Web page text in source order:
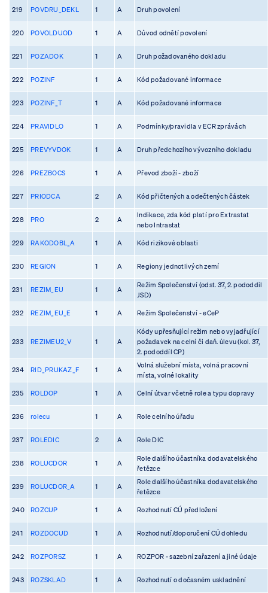
219 POVDRU_DEKL 1 A Druh povolení
220 POVOLDUOD 1 A Důvod odnětí povolení
221 POZADOK 1 A Druh požadovaného dokladu
222 POZINF 1 A Kód požadované informace
223 POZINF_T 1 A Kód požadované informace
224 PRAVIDLO 1 A Podmínky/pravidla v ECR zprávách
225 PREVYVDOK 1 A Druh předchozího vývozního dokladu
226 PREZBOCS 1 A Převod zboží - zboží
227 PRIODCA 2 A Kód přičtených a odečtených částek
228 PRO 2 A
Indikace, zda kód platí pro Extrastat
nebo Intrastat
229 RAKODOBL_A 1 A Kód rizikové oblasti
230 REGION 1 A Regiony jednotlivých zemí
231 REZIM_EU 1 A
Režim Společenství (odst. 37, 2. pododdil
JSD)
232 REZIM_EU_E 1 A Režim Společenství - eCeP
233 REZIMEU2_V 1 A
Kódy upřesňující režim nebo vyjadřující
požadavek na celní či daň. úlevu (kol. 37,
2. pododdíl CP)
234 RID_PRUKAZ_F 1 A
Volná služební místa, volná pracovní
místa, volné lokality
235 ROLDOP 1 A Celní útvar včetně role a typu dopravy
236 rolecu 1 A Role celního úřadu
237 ROLEDIC 2 A Role DIC
238 ROLUCDOR 1 A
Role dalšího účastníka dodavatelského
řetězce
239 ROLUCDOR_A 1 A
Role dalšího účastníka dodavatelského
řetězce
240 ROZCUP 1 A Rozhodnutí CÚ předložení
241 ROZDOCUD 1 A Rozhodnutí/doporučení CÚ dohledu
242 ROZPORSZ 1 A ROZPOR - sazební zařazení a jiné údaje
243 ROZSKLAD 1 A Rozhodnutí o dočasném uskladnění